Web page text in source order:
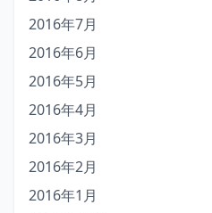
2016年7月
2016年6月
2016年5月
2016年4月
2016年3月
2016年2月
2016年1月